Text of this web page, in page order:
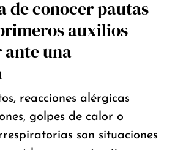
de conocer pautas
auxilios
una
reacciones alérgicas
golpes de calor o
son situaciones